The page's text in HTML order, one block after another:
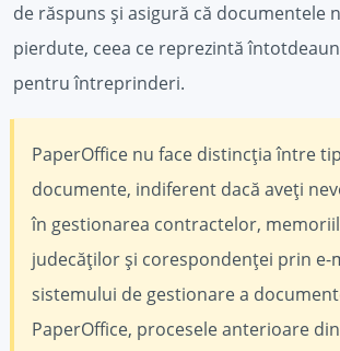
de răspuns și asigură că documentele
pierdute, ceea ce reprezintă
pentru întreprinderi.
PaperOffice nu face distincția între
documente, indiferent dacă aveți
în gestionarea contractelor,
judecăților și corespondenței prin e-
sistemului de gestionare a
PaperOffice, procesele anterioare